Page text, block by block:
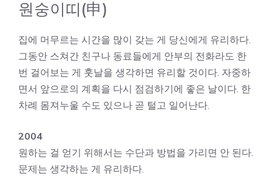
원숭이띠(申)
집에 머무르는 시간을 많이 갖는 게 당신에게 유리하다.
그동안 스쳐간 친구나 동료들에게 안부의 전화라도 한
번 걸어보는 게 훗날을 생각하면 유리할 것이다. 자중하
면서 앞으로의 계획을 다시 점검하기에 좋은 날이다. 한
차례 몸져누울 수도 있으나 곧 털고 일어난다.
2004
원하는 걸 얻기 위해서는 수단과 방법을 가리면 안 된다.
문제는 생각하는 게 유리하다.